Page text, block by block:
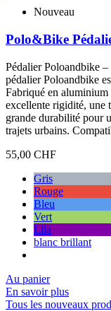
Nouveau
Polo&Bike
Pédalier Poloandbike
pédalier Poloandbike
Fabriqué en
excellente rigidité, une
grande durabilité pour
trajets urbains.
55,00 CHF
Gris
Rouge
Bleu
Vert
Lila
blanc brillant
Au panier
En savoir plus
Tous les nouveaux